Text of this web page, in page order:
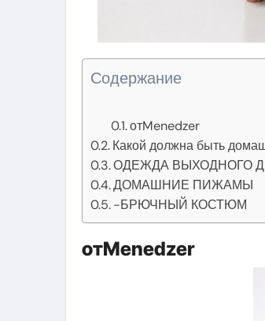
Содержание
отMenedzer
Какой должна быть
ОДЕЖДА ВЫХОДНОГО
ДОМАШНИЕ ПИЖАМЫ
-БРЮЧНЫЙ КОСТЮМ
отMenedzer